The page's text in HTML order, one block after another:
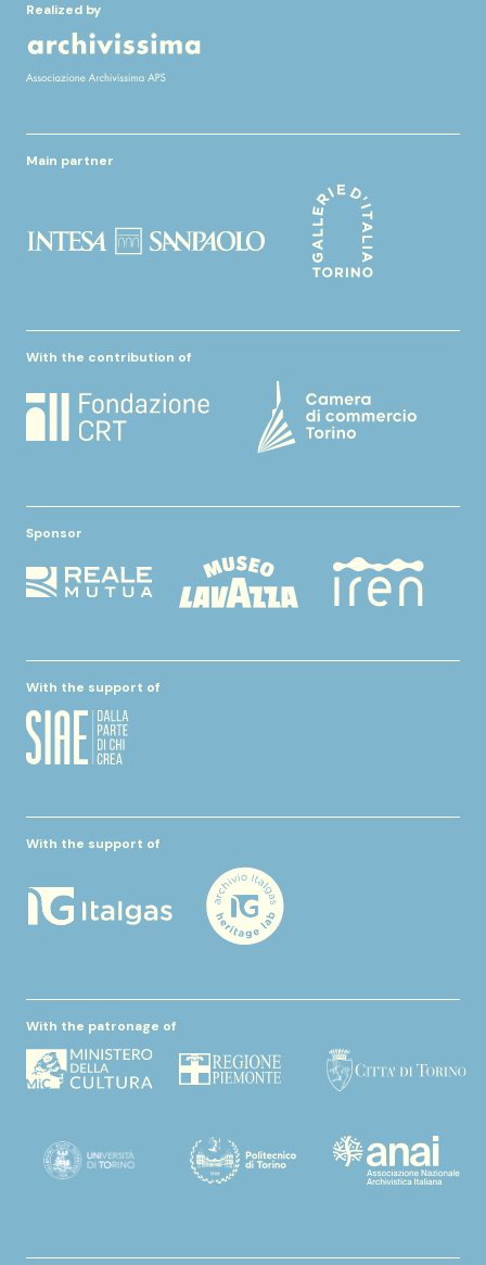
Realized by
Main partner
With the contribution of
Sponsor
With the support of
With the support of
With the patronage of